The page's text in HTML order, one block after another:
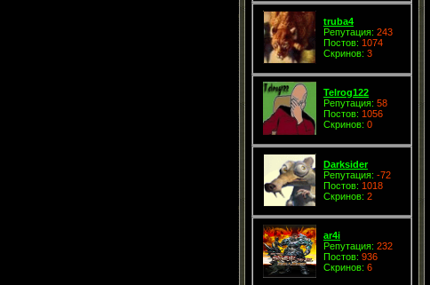
truba4
Репутация: 243
Постов: 1074
Скринов: 3
Telrog122
Репутация: 58
Постов: 1056
Скринов: 0
Darksider
Репутация: -72
Постов: 1018
Скринов: 2
ar4i
Репутация: 232
Постов: 936
Скринов: 6